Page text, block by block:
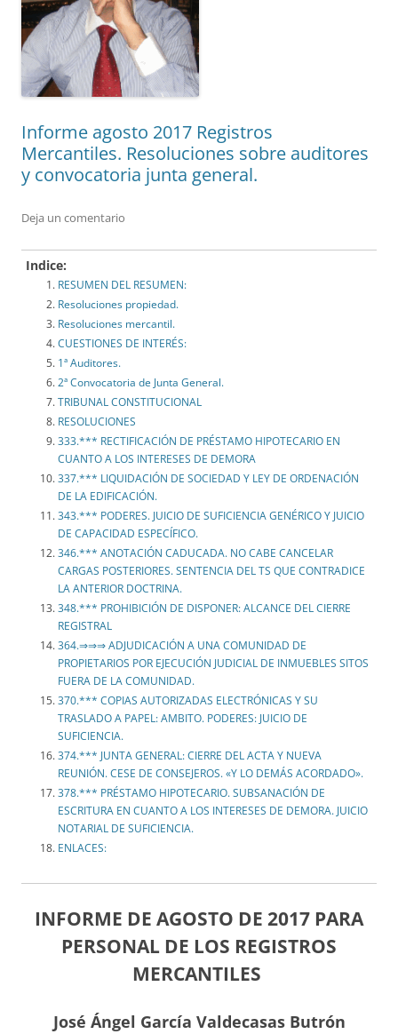
Informe agosto 2017 Registros
Mercantiles. Resoluciones sobre auditores
y convocatoria junta general.
Deja un comentario
Indice:
RESUMEN DEL RESUMEN:
Resoluciones propiedad.
Resoluciones mercantil.
CUESTIONES DE INTERÉS:
1ª Auditores.
2ª Convocatoria de Junta General.
TRIBUNAL CONSTITUCIONAL
RESOLUCIONES
333.*** RECTIFICACIÓN DE PRÉSTAMO HIPOTECARIO EN
CUANTO A LOS INTERESES DE DEMORA
337.*** LIQUIDACIÓN DE SOCIEDAD Y LEY DE ORDENACIÓN
DE LA EDIFICACIÓN.
343.*** PODERES. JUICIO DE SUFICIENCIA GENÉRICO Y JUICIO
DE CAPACIDAD ESPECÍFICO.
346.*** ANOTACIÓN CADUCADA. NO CABE CANCELAR
CARGAS POSTERIORES. SENTENCIA DEL TS QUE CONTRADICE
LA ANTERIOR DOCTRINA.
348.*** PROHIBICIÓN DE DISPONER: ALCANCE DEL CIERRE
REGISTRAL
364.⇒⇒⇒ ADJUDICACIÓN A UNA COMUNIDAD DE
PROPIETARIOS POR EJECUCIÓN JUDICIAL DE INMUEBLES SITOS
FUERA DE LA COMUNIDAD.
370.*** COPIAS AUTORIZADAS ELECTRÓNICAS Y SU
TRASLADO A PAPEL: AMBITO. PODERES: JUICIO DE
SUFICIENCIA.
374.*** JUNTA GENERAL: CIERRE DEL ACTA Y NUEVA
REUNIÓN. CESE DE CONSEJEROS. «Y LO DEMÁS ACORDADO».
378.*** PRÉSTAMO HIPOTECARIO. SUBSANACIÓN DE
ESCRITURA EN CUANTO A LOS INTERESES DE DEMORA. JUICIO
NOTARIAL DE SUFICIENCIA.
ENLACES:
INFORME DE AGOSTO DE 2017 PARA
PERSONAL DE LOS REGISTROS
MERCANTILES
José Ángel García Valdecasas Butrón